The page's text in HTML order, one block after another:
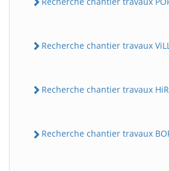
Recherche chantier travaux
Recherche chantier travaux
Recherche chantier travaux